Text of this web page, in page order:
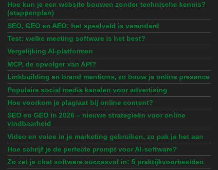
Hoe kun je een website bouwen zonder technische kennis?
(stappenplan)
SEO, GEO en AEO: het speelveld is veranderd
Test: welke meeting software is het best?
Vergelijking AI-platformen
MCP, de opvolger van API?
Linkbuilding en brand mentions, zo bouw je online presence
Populaire social media kanalen voor advertising
Hoe voorkom je plagiaat bij online content?
SEO en GEO in 2026 – nieuwe strategieën voor online
vindbaarheid
Video en voice in je marketing gebruiken, zo pak je het aan
Hoe schrijf je de perfecte prompt voor AI-software?
Zo zet je chat software succesvol in: 5 praktijkvoorbeelden